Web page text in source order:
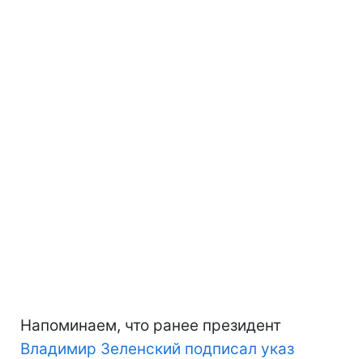
Напоминаем, что ранее президент
Владимир Зеленский подписал указ